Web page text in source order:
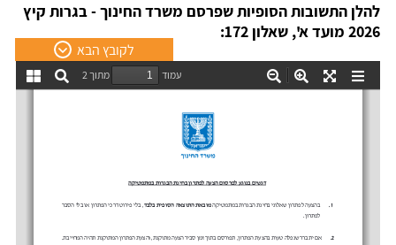
להלן התשובות הסופיות שפרסם משרד החינוך - בגרות קיץ
2026 מועד א', שאלון 172:
לקובץ הבא